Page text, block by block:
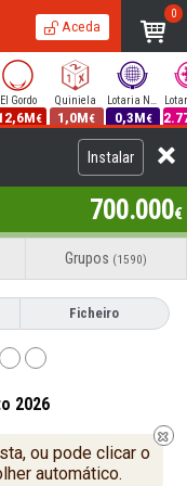
Aceda
0
El Gordo
€
Quiniela
1,0M€
Lotaria Nacional
0,3M€
Instalar
700.000€
Grupos (1590)
Ficheiro
2026
ou pode clicar o
automático.